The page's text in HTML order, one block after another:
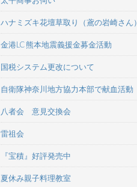
ハナミズキ花壇草取り（鳶の岩崎さん）
金港LC 熊本地震義援金募金活動
国税システム更改について
自衛隊神奈川地方協力本部で献血活動
八者会 意見交換会
雷祖会
『宝積』好評発売中
夏休み親子料理教室